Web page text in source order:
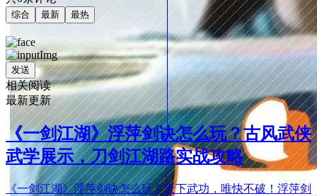
综合 最新 最热
发送
相关阅读
最新更新
《一剑江湖》浮萍剑诀怎么玩？古风武侠
武学展示，刀剑江湖路实战攻略
《一剑江湖》浮萍剑诀怎么玩？天下武功，唯快不破！浮萍剑